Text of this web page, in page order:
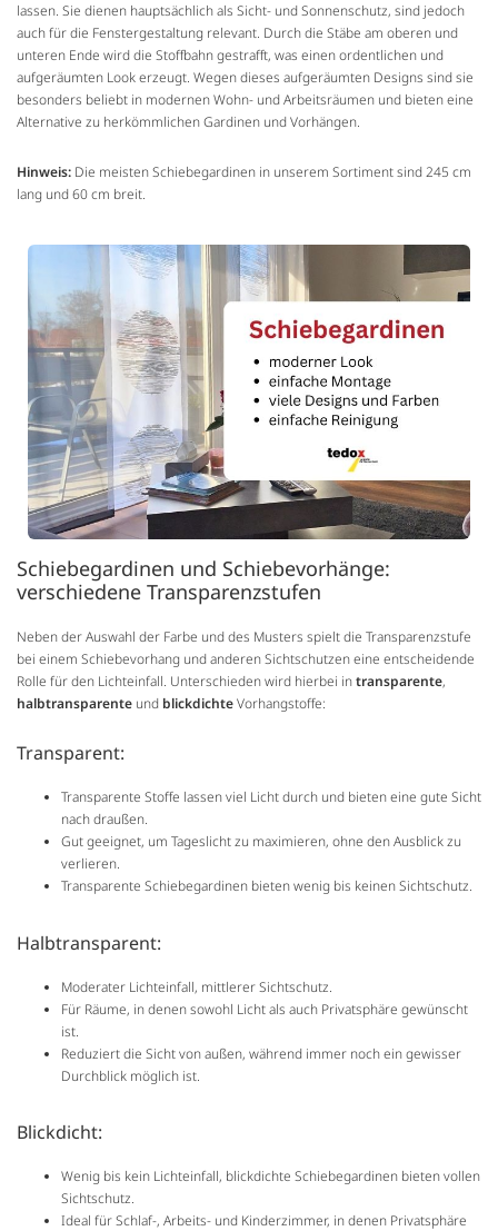
lassen. Sie dienen hauptsächlich als Sicht- und Sonnenschutz, sind jedoch
auch für die Fenstergestaltung relevant. Durch die Stäbe am oberen und
unteren Ende wird die Stoffbahn gestrafft, was einen ordentlichen und
aufgeräumten Look erzeugt. Wegen dieses aufgeräumten Designs sind sie
besonders beliebt in modernen Wohn- und Arbeitsräumen und bieten eine
Alternative zu herkömmlichen Gardinen und Vorhängen.
Hinweis: Die meisten Schiebegardinen in unserem Sortiment sind 245 cm
lang und 60 cm breit.
Schiebegardinen und Schiebevorhänge:
verschiedene Transparenzstufen
Neben der Auswahl der Farbe und des Musters spielt die Transparenzstufe
bei einem Schiebevorhang und anderen Sichtschutzen eine entscheidende
Rolle für den Lichteinfall. Unterschieden wird hierbei intransparente,
halbtransparente und blickdichteVorhangstoffe:
Transparent:
Transparente Stoffe lassen viel Licht durch und bieten eine gute Sicht
nach draußen.
Gut geeignet, um Tageslicht zu maximieren, ohne den Ausblick zu
verlieren.
Transparente Schiebegardinen bieten wenig bis keinen Sichtschutz.
Halbtransparent:
Moderater Lichteinfall, mittlerer Sichtschutz.
Für Räume, in denen sowohl Licht als auch Privatsphäre gewünscht
ist.
Reduziert die Sicht von außen, während immer noch ein gewisser
Durchblick möglich ist.
Blickdicht:
Wenig bis kein Lichteinfall, blickdichte Schiebegardinen bieten vollen
Sichtschutz.
Ideal für Schlaf-, Arbeits- und Kinderzimmer, in denen Privatsphäre